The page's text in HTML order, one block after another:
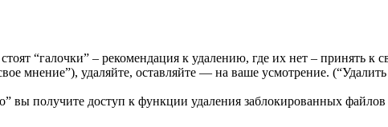
“галочки” – рекомендация к удалению, где их нет – принять к
мнение”), удаляйте, оставляйте — на ваше усмотрение.
получите доступ к функции удаления заблокированных